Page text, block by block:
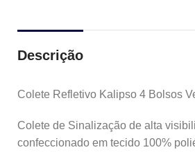
Descrição
Colete Refletivo Kalipso 4 Bolsos
Colete de Sinalização de alta
confeccionado em tecido 100%